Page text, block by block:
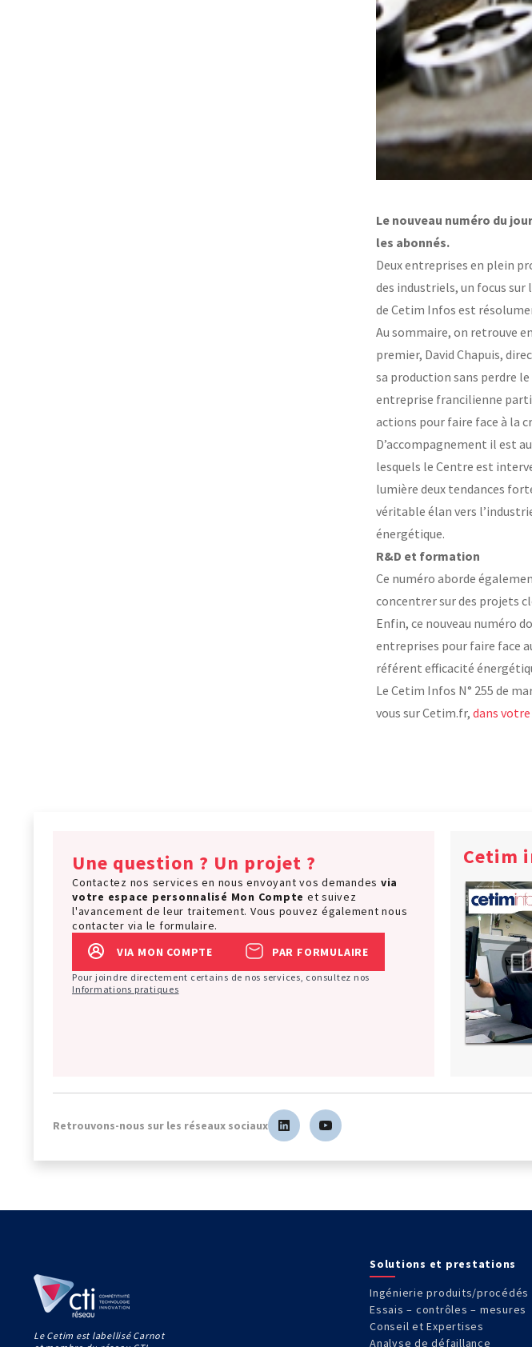
Le nouveau numéro du
les abonnés.
Deux entreprises en plein
des industriels, un focus
de Cetim Infos est
Au sommaire, on retrouve
premier, David Chapuis,
sa production sans perdre
entreprise francilienne
actions pour faire face à la
D’accompagnement il est
lesquels le Centre est
lumière deux tendances
véritable élan vers
énergétique.
R&D et formation
Ce numéro aborde
concentrer sur des projets
Enfin, ce nouveau numéro
entreprises pour faire face
référent efficacité
Le Cetim Infos N° 255 de
vous sur Cetim.fr, dans
Une question ? Un projet ?
Contactez nos services en nous envoyant vos demandes via
votre espace personnalisé Mon Compte et suivez
l'avancement de leur traitement. Vous pouvez également nous
contacter via le formulaire.
VIA MON COMPTE
PAR FORMULAIRE
Pour joindre directement certains de nos services, consultez nos
Informations pratiques
Cetim
Retrouvons-nous sur les réseaux sociaux
Le Cetim est labellisé Carnot
Solutions et prestations
Ingénierie produits/procédés
Essais – contrôles – mesures
Conseil et Expertises
Analyse de défaillance